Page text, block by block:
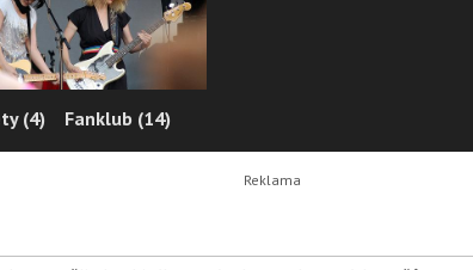
(4) Fanklub (14)